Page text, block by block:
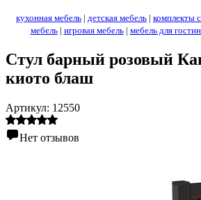
кухонная мебель | детская мебель | комплекты
мебель| игровая мебель| мебель для
Стул барный розовый
киото блаш
Артикул: 12550
Нет отзывов